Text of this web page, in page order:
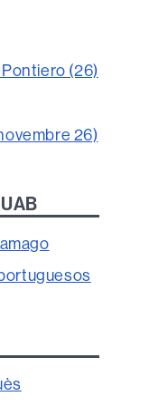
(26)
26)